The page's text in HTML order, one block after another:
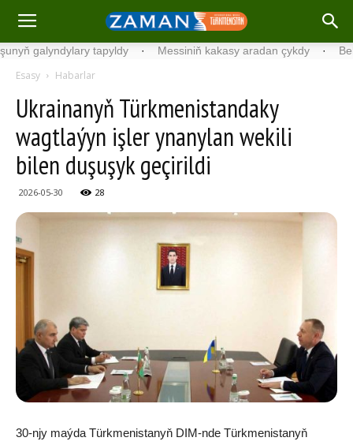
tapyldy · Messiniň kakasy aradan çykdy ·
Esasy Habarlar
Ukrainanyň Türkmenistandaky
wagtlaýyn işler ynanylan wekili
bilen duşuşyk geçirildi
2026-05-30 28
30-njy maýda Türkmenistanyň DIM-nde Türkmenistanyň